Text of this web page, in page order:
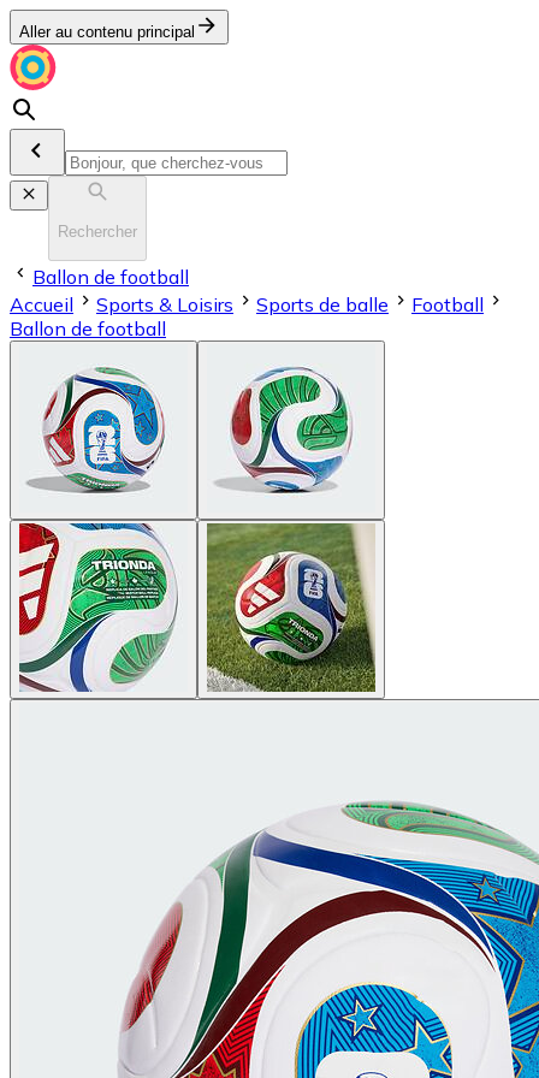
Aller au contenu principal
Rechercher
Ballon de football
Accueil
Sports & Loisirs Sports de balle
Football
Ballon de football